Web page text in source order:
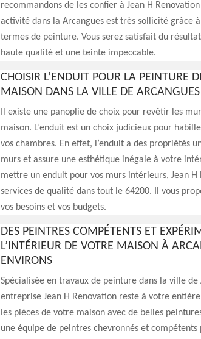
recommandons de les confier à Jean H
activité dans la Arcangues est très sollicité grâce
termes de peinture. Vous serez satisfait du
haute qualité et une teinte impeccable.
CHOISIR L’ENDUIT POUR LA PEINTURE
MAISON DANS LA VILLE DE ARCANGUES
Il existe une panoplie de choix pour revêtir les
maison. L’enduit est un choix judicieux pour
vos chambres. En effet, l’enduit a des propriétés
murs et assure une esthétique inégale à votre
mettre un enduit pour vos murs intérieurs, Jean H
services de qualité dans tout le 64200. Il vous
vos besoins et vos budgets.
DES PEINTRES COMPÉTENTS ET
L’INTÉRIEUR DE VOTRE MAISON À
ENVIRONS
Spécialisée en travaux de peinture dans la ville de
entreprise Jean H Renovation reste à votre
les pièces de votre maison avec de belles
une équipe de peintres chevronnés et